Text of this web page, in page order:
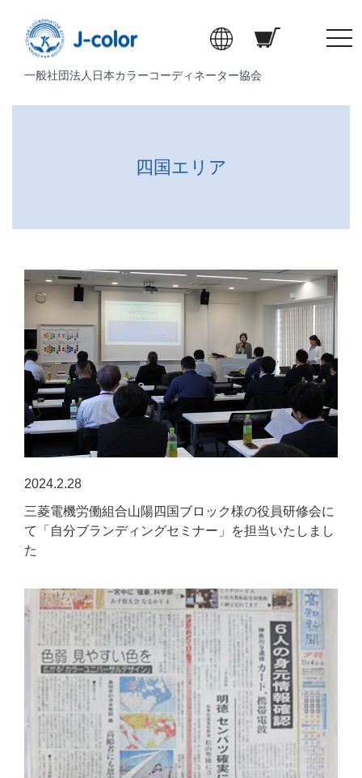
一般社団法人日本カラーコーディネーター協会
t
g
t
i
o
四国エリア
2024.2.28
三菱電機労働組合山陽四国ブロック様の役員研修会に
て「自分ブランディングセミナー」を担当いたしまし
た